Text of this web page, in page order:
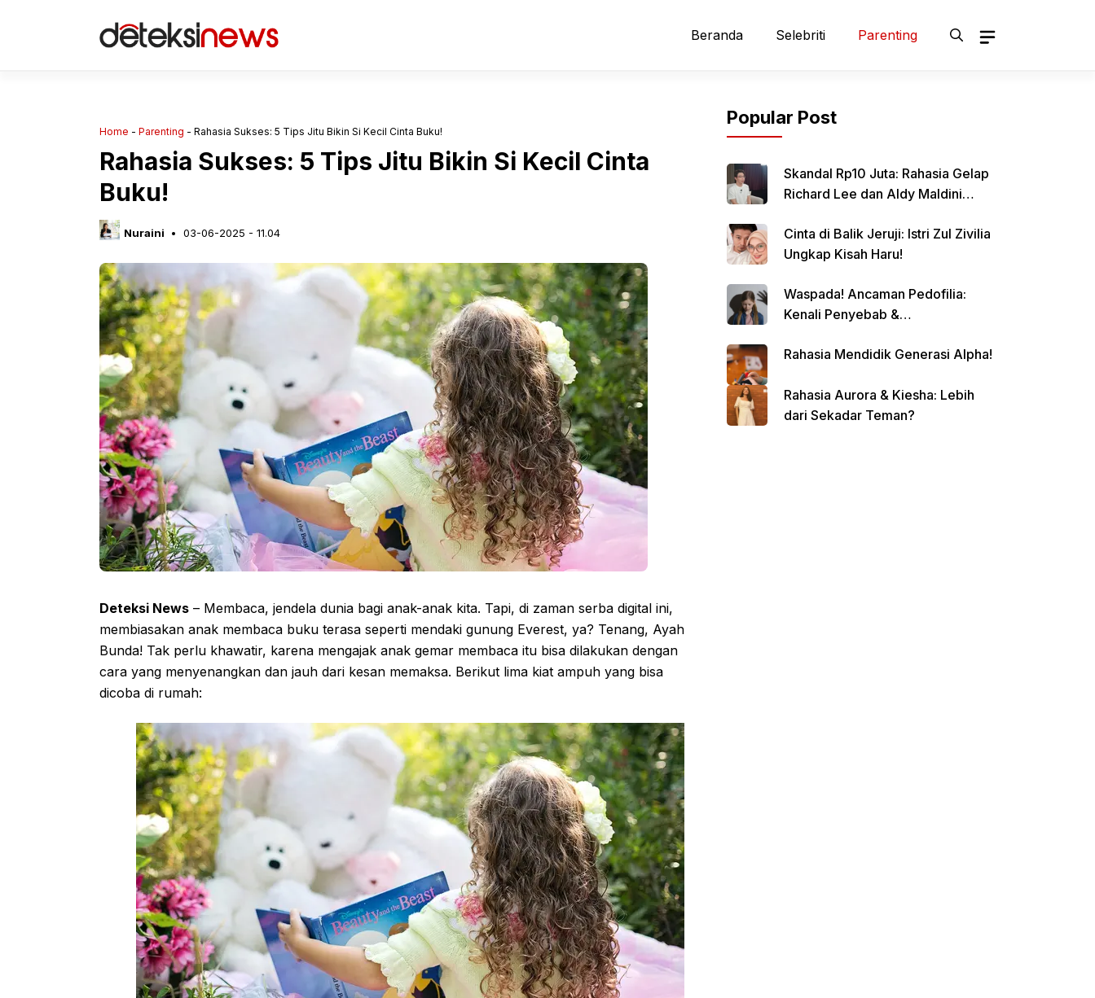
Beranda Selebriti Parenting
Home - Parenting - Rahasia Sukses: 5 Tips Jitu Bikin Si Kecil Cinta Buku!
Rahasia Sukses: 5 Tips Jitu Bikin Si Kecil Cinta
Buku!
Nuraini 03-06-2025 - 11.04
Deteksi News – Membaca, jendela dunia bagi anak-anak kita. Tapi, di zaman serba digital ini,
membiasakan anak membaca buku terasa seperti mendaki gunung Everest, ya? Tenang, Ayah
Bunda! Tak perlu khawatir, karena mengajak anak gemar membaca itu bisa dilakukan dengan
cara yang menyenangkan dan jauh dari kesan memaksa. Berikut lima kiat ampuh yang bisa
dicoba di rumah:
Popular Post
Skandal Rp10 Juta: Rahasia Gelap
Richard Lee dan Aldy Maldini
Cinta di Balik Jeruji: Istri Zul Zivilia
Ungkap Kisah Haru!
Waspada! Ancaman Pedofilia:
Kenali Penyebab &
Rahasia Mendidik Generasi Alpha!
Rahasia Aurora & Kiesha: Lebih
dari Sekadar Teman?